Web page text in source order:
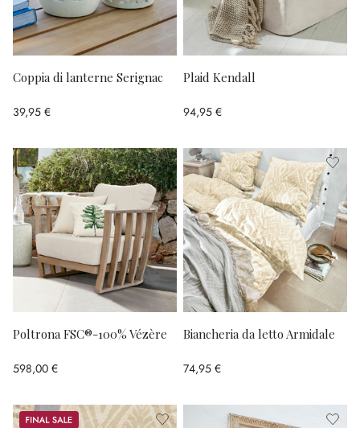
Coppia di lanterne Serignac
39,95 €
Plaid Kendall
94,95 €
Poltrona FSC®-100% Vézère
598,00 €
Biancheria da letto Armidale
74,95 €
Sale